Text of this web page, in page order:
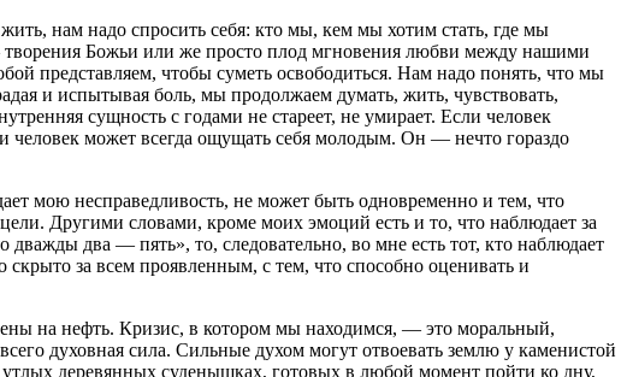
нам надо спросить себя: кто мы, кем мы хотим стать, где мы
Божьи или же просто плод мгновения любви между нашими
представляем, чтобы суметь освободиться. Нам надо понять, что мы
и испытывая боль, мы продолжаем думать, жить, чувствовать,
сущность с годами не стареет, не умирает. Если человек
человек может всегда ощущать себя молодым. Он — нечто гораздо
мою несправедливость, не может быть одновременно и тем, что
Другими словами, кроме моих эмоций есть и то, что наблюдает за
два — пять», то, следовательно, во мне есть тот, кто наблюдает
за всем проявленным, с тем, что способно оценивать и
на нефть. Кризис, в котором мы находимся, — это моральный,
духовная сила. Сильные духом могут отвоевать землю у каменистой
деревянных суденышках, готовых в любой момент пойти ко дну,